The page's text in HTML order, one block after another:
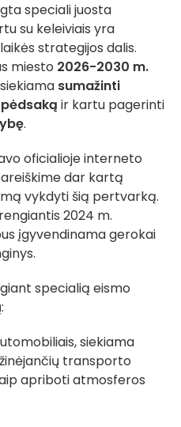
speciali juosta
su keleiviais yra
strategijos dalis.
miesto 2026-2030 m.
sumažinti
ir kartu pagerinti
.
oficialioje interneto
dar kartą
vykdyti šią pertvarką.
2024 m.
įgyvendinama gerokai
specialią eismo
siekiama
transporto
apriboti atmosferos